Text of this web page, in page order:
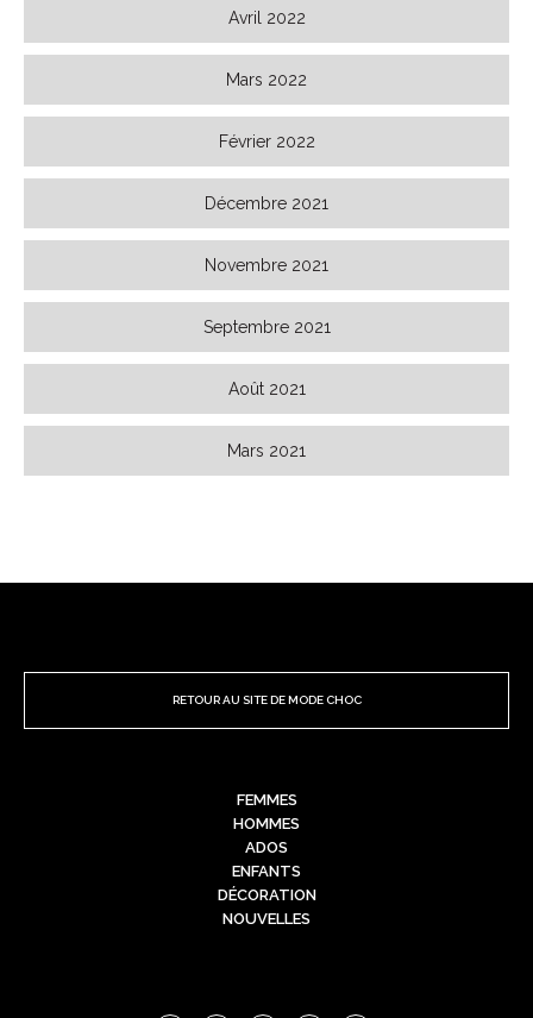
Avril 2022
Mars 2022
Février 2022
Décembre 2021
Novembre 2021
Septembre 2021
Août 2021
Mars 2021
RETOUR AU SITE DE MODE CHOC
FEMMES
HOMMES
ADOS
ENFANTS
DÉCORATION
NOUVELLES